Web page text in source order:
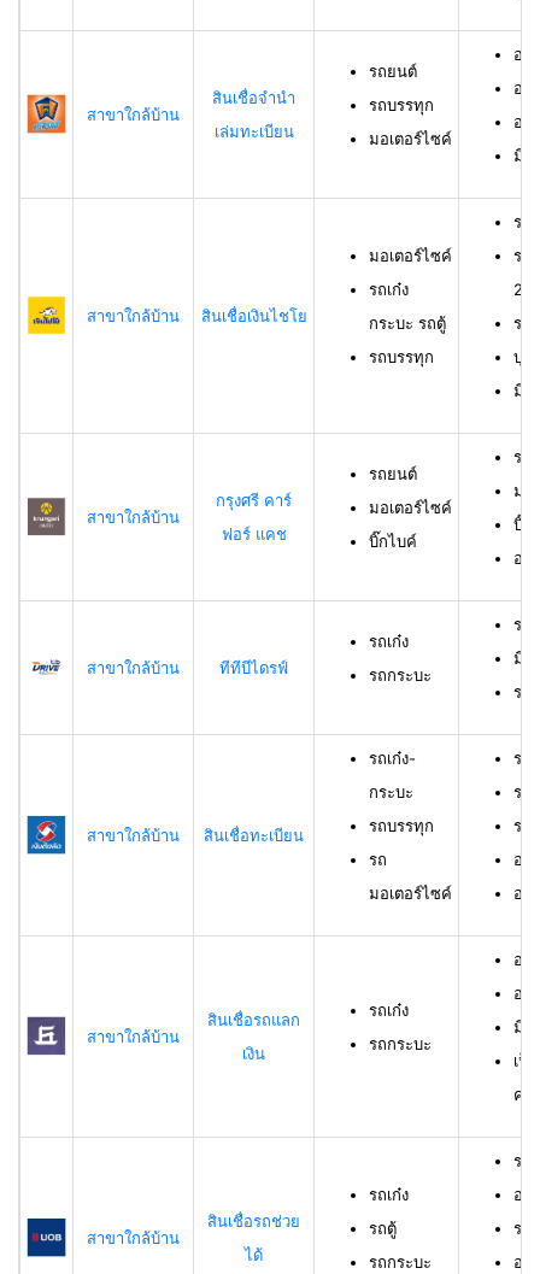
สาขาใกล้บ้าน
สินเชื่อจำนำ
เล่มทะเบียน
รถยนต์
รถบรรทุก
มอเตอร์ไซค์
อา
อา
อา
มีชื่
สาขาใกล้บ้าน สินเชื่อเงินไชโย
มอเตอร์ไซค์
รถเก๋ง
กระบะ รถตู้
รถบรรทุก
รถ
รถ
23
รถ
บุค
มีร
สาขาใกล้บ้าน
กรุงศรี คาร์
ฟอร์ แคช
รถยนต์
มอเตอร์ไซค์
บิ๊กไบค์
รถ
มอ
บิ๊ก
อา
สาขาใกล้บ้าน ทีทีบีไดรฟ์
รถเก๋ง
รถกระบะ
รถ
มีอ
รา
สาขาใกล้บ้าน สินเชื่อทะเบียน
รถเก๋ง-
กระบะ
รถบรรทุก
รถ
มอเตอร์ไซค์
รถ
รถ
รถ
อา
อา
สาขาใกล้บ้าน
สินเชื่อรถแลก
เงิน
รถเก๋ง
รถกระบะ
อา
อา
มีร
เป็
คร
สาขาใกล้บ้าน
สินเชื่อรถช่วย
ได้
รถเก๋ง
รถตู้
รถกระบะ
รถ
อา
รา
อา